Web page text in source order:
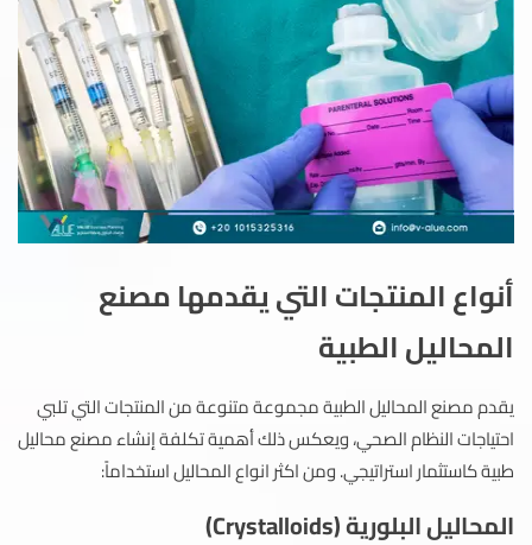
أنواع المنتجات التي يقدمها مصنع
المحاليل الطبية
يقدم مصنع المحاليل الطبية مجموعة متنوعة من المنتجات التي تلبي
احتياجات النظام الصحي، ويعكس ذلك أهمية تكلفة إنشاء مصنع محاليل
طبية كاستثمار استراتيجي. ومن اكثر انواع المحاليل استخداماً:
المحاليل البلورية (Crystalloids)